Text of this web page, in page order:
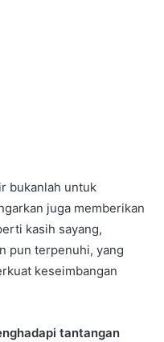
bukanlah untuk
juga memberikan
kasih sayang,
pun terpenuhi, yang
keseimbangan
tantangan